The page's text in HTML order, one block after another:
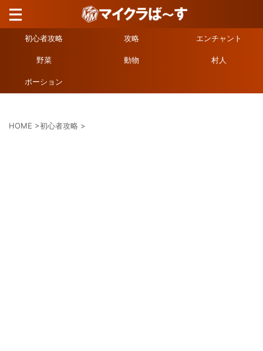
初心者攻略 攻略 エンチャント
野菜 動物 村人
ポーション
HOME >初心者攻略 >